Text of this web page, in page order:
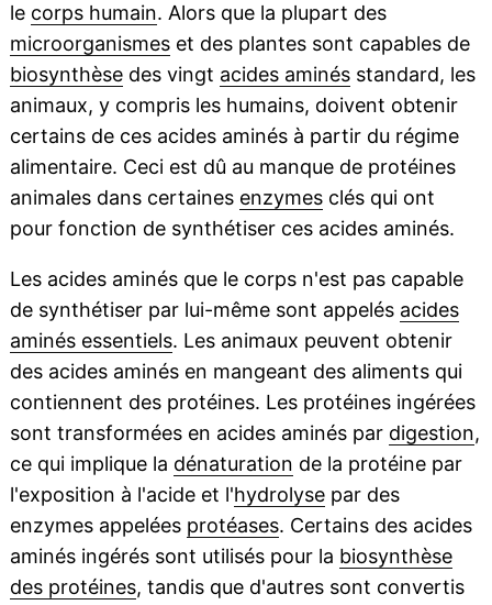
le corps humain. Alors que la plupart des
microorganismeset des plantes sont capables de
biosynthèsedes vingt acides aminésstandard, les
animaux, y compris les humains, doivent obtenir
certains de ces acides aminés à partir du régime
alimentaire. Ceci est dû au manque de protéines
animales dans certaines enzymesclés qui ont
pour fonction de synthétiser ces acides aminés.
Les acides aminés que le corps n'est pas capable
de synthétiser par lui-même sont appelés acides
aminés essentiels. Les animaux peuvent obtenir
des acides aminés en mangeant des aliments qui
contiennent des protéines. Les protéines ingérées
sont transformées en acides aminés par digestion,
ce qui implique la dénaturation de la protéine par
l'exposition à l'acide et l'hydrolysepar des
enzymes appelées protéases. Certains des acides
aminés ingérés sont utilisés pour la biosynthèse
des protéines, tandis que d'autres sont convertis